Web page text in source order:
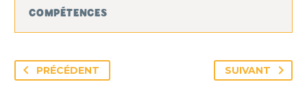
COMPÉTENCES
PRÉCÉDENT SUIVANT